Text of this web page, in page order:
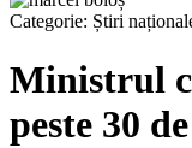
Categorie: Știri
Ministrul
peste 30